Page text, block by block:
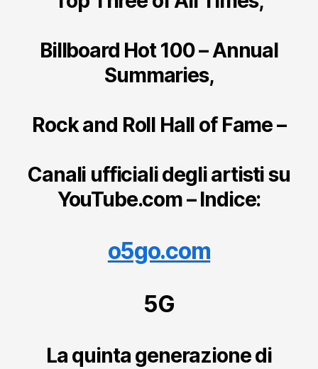
Billboard Hot 100 – Annual
Summaries,
Rock and Roll Hall of Fame –
Canali ufficiali degli artisti su
YouTube.com – Indice:
o5go.com
5G
La quinta generazione di